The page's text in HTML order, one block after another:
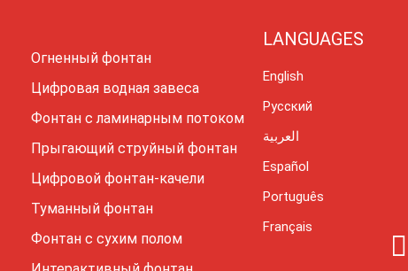
Огненный фонтан
Цифровая водная завеса
Фонтан с ламинарным потоком
Прыгающий струйный фонтан
Цифровой фонтан-качели
Туманный фонтан
Фонтан с сухим полом
LANGUAGES
English
Русский
العربية
Español
Português
Français
I